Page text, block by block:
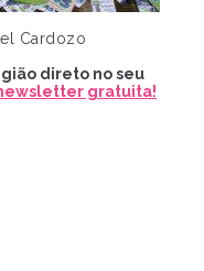
Cardozo
direto no seu
gratuita!